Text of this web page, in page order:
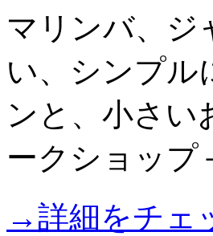
マリンバ、ジ
い、シンプル
ンと、小さい
ークショップ
→詳細をチェ